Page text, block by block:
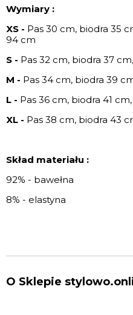
Wymiary :
XS - Pas 30 cm, biodra 35
94 cm
S - Pas 32 cm, biodra 37
M - Pas 34 cm, biodra 39
L - Pas 36 cm, biodra 41
XL - Pas 38 cm, biodra 43
Skład materiału :
92% - bawełna
8% - elastyna
O Sklepie